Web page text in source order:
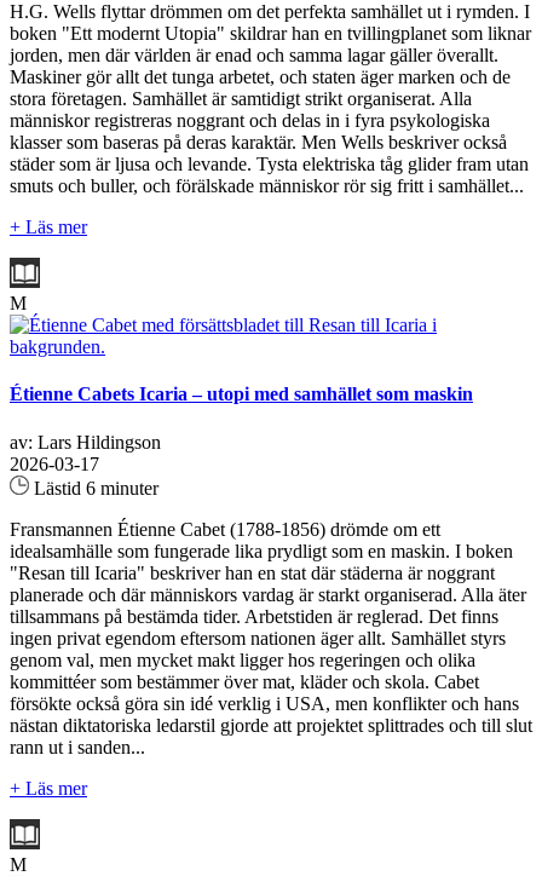
H.G. Wells flyttar drömmen om det perfekta samhället ut i rymden. I
boken "Ett modernt Utopia" skildrar han en tvillingplanet som liknar
jorden, men där världen är enad och samma lagar gäller överallt.
Maskiner gör allt det tunga arbetet, och staten äger marken och de
stora företagen. Samhället är samtidigt strikt organiserat. Alla
människor registreras noggrant och delas in i fyra psykologiska
klasser som baseras på deras karaktär. Men Wells beskriver också
städer som är ljusa och levande. Tysta elektriska tåg glider fram utan
smuts och buller, och förälskade människor rör sig fritt i samhället...
+ Läs mer
M
Étienne Cabets Icaria – utopi med samhället som maskin
av: Lars Hildingson
2026-03-17
Lästid 6 minuter
Fransmannen Étienne Cabet (1788-1856) drömde om ett
idealsamhälle som fungerade lika prydligt som en maskin. I boken
"Resan till Icaria" beskriver han en stat där städerna är noggrant
planerade och där människors vardag är starkt organiserad. Alla äter
tillsammans på bestämda tider. Arbetstiden är reglerad. Det finns
ingen privat egendom eftersom nationen äger allt. Samhället styrs
genom val, men mycket makt ligger hos regeringen och olika
kommittéer som bestämmer över mat, kläder och skola. Cabet
försökte också göra sin idé verklig i USA, men konflikter och hans
nästan diktatoriska ledarstil gjorde att projektet splittrades och till slut
rann ut i sanden...
+ Läs mer
M